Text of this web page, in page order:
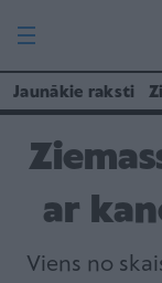
Jaunākie raksti
ar
Viens no